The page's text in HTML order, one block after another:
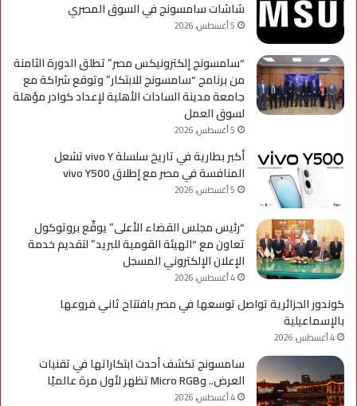
شاشات سامسونج في السوق المصري
5 أغسطس، 2026
“سامسونج إلكترونيكس مصر” تطلق الدورة الثامنة
من برنامج “سامسونج للابتكار” وتوقع شراكة مع
جامعة مدينة السادات الأهلية لإعداد كوادر مؤهلة
لسوق العمل
5 أغسطس، 2026
أكبر بطارية في تاريخ سلسلة vivo Y تشعل
المنافسة في مصر مع إطلاق vivo Y500
5 أغسطس، 2026
“رئيس مجلس القضاء الأعلى” يوقّع بروتوكول
تعاون مع “الهيئة القومية للبريد” لتقديم خدمة
الإعلان الإلكتروني المسجل
4 أغسطس، 2026
كوندور الجزائرية تواصل توسعها في مصر بافتتاح ثاني فروعها
بالإسماعيلية
4 أغسطس، 2026
سامسونج تكشف أحدث ابتكاراتها في تقنيات
العرض.. وMicro RGB تظهر لأول مرة عالميًا
4 أغسطس، 2026